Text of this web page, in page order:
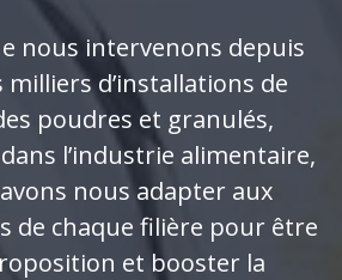
nous intervenons depuis
milliers d’installations de
poudres et granulés,
l’industrie alimentaire,
nous adapter aux
de chaque filière pour être
et booster la